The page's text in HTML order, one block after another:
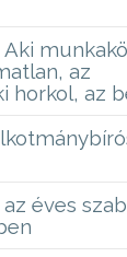
az
horkol, az
éves